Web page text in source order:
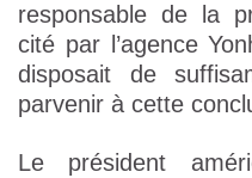
responsable de la
cité par l’agence
disposait de
parvenir à cette
Le président